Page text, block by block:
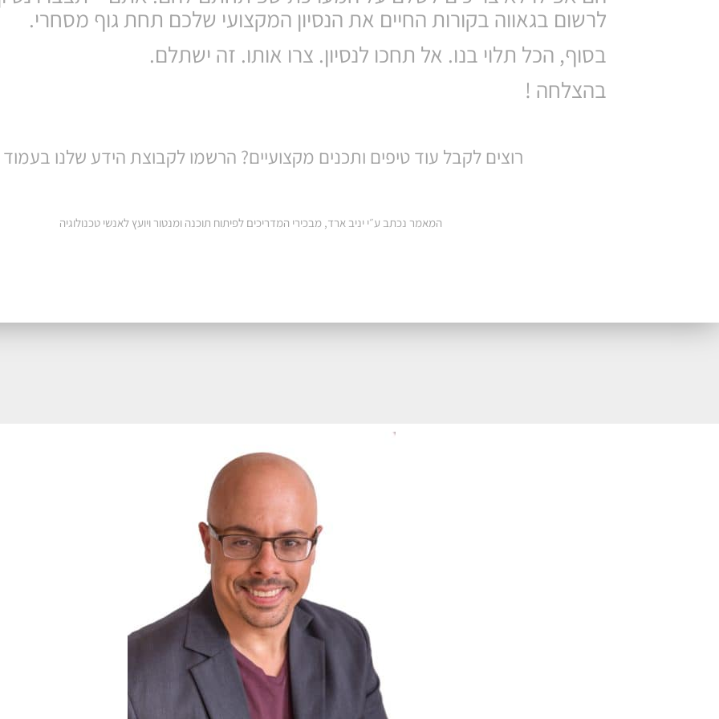
לרשום בגאווה בקורות החיים את הנסיון המקצועי שלכם תחת גוף מסחרי.
בסוף, הכל תלוי בנו. אל תחכו לנסיון. צרו אותו. זה ישתלם.
בהצלחה !
רוצים לקבל עוד טיפים ותכנים מקצועיים? הרשמו לקבוצת הידע שלנו
המאמר נכתב ע״י יניב ארד, מבכירי המדריכים לפיתוח תוכנה ומנטור ויועץ לאנשי טכנולוגיה